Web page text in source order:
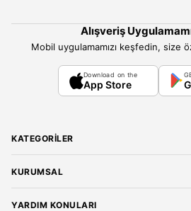
Alışveriş
Mobil uygulamamızı keşfedin, size
Download on the
App Store
KATEGORILER
KURUMSAL
YARDIM KONULARI